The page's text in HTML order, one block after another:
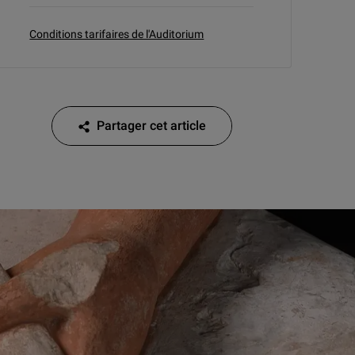
Conditions tarifaires de l'Auditorium
Partager cet article
Partager cet article sur Facebook
Partager cet article sur Twitter
Partager cet article sur Linkedin